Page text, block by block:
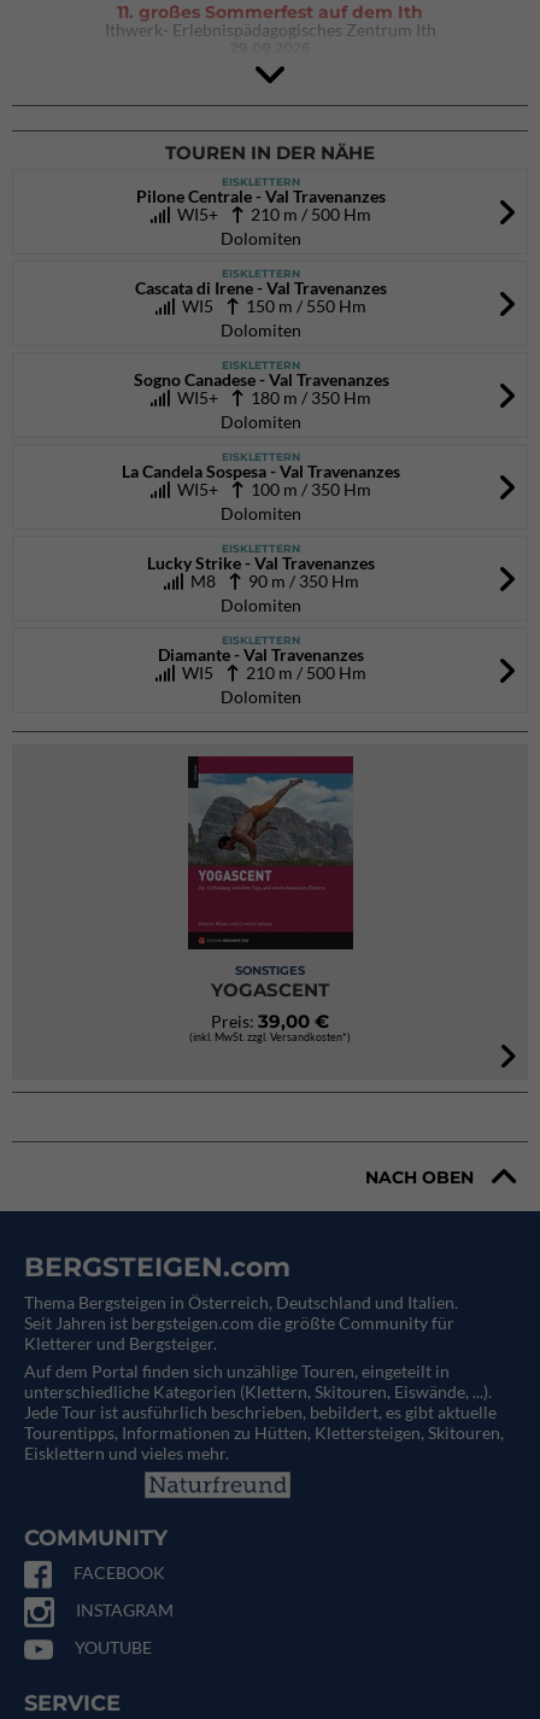
11. großes Sommerfest auf dem Ith
Ithwerk- Erlebnispädagogisches Zentrum Ith
4Blocs KIDS 2026
DAV Kletter- & Boulderzentrum München Süd (Thalkirchen)
26.09.2026
TOUREN IN DER NÄHE
EISKLETTERN
Pilone Centrale - Val Travenanzes
WI5+
210 m / 500 Hm
Dolomiten
EISKLETTERN
Cascata di Irene - Val Travenanzes
WI5
150 m / 550 Hm
Dolomiten
EISKLETTERN
Sogno Canadese - Val Travenanzes
WI5+
180 m / 350 Hm
Dolomiten
EISKLETTERN
La Candela Sospesa - Val Travenanzes
WI5+
100 m / 350 Hm
Dolomiten
EISKLETTERN
Lucky Strike - Val Travenanzes
M8 90 m / 350 Hm
Dolomiten
EISKLETTERN
Diamante - Val Travenanzes
WI5
210 m / 500 Hm
Dolomiten
SONSTIGES
YOGASCENT
Preis: 39,00 €
(inkl. MwSt. zzgl. Versandkosten*)
NACH OBEN
BERGSTEIGEN.com
Thema Bergsteigen in Österreich, Deutschland und Italien.
Seit Jahren ist bergsteigen.com die größte Community für
Kletterer und Bergsteiger.
Auf dem Portal finden sich unzählige Touren, eingeteilt in
unterschiedliche Kategorien (Klettern, Skitouren, Eiswände, ...).
Jede Tour ist ausführlich beschrieben, bebildert, es gibt aktuelle
Tourentipps, Informationen zu Hütten, Klettersteigen, Skitouren,
Eisklettern und vieles mehr.
COMMUNITY
FACEBOOK
INSTAGRAM
YOUTUBE
SERVICE